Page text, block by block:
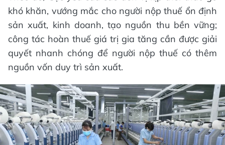
khó khăn, vướng mắc cho người nộp thuế ổn định
sản xuất, kinh doanh, tạo nguồn thu bền vững;
công tác hoàn thuế giá trị gia tăng cần được giải
quyết nhanh chóng để người nộp thuế có thêm
nguồn vốn duy trì sản xuất.